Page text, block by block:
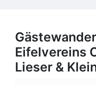
Eifelvereins
Lieser &